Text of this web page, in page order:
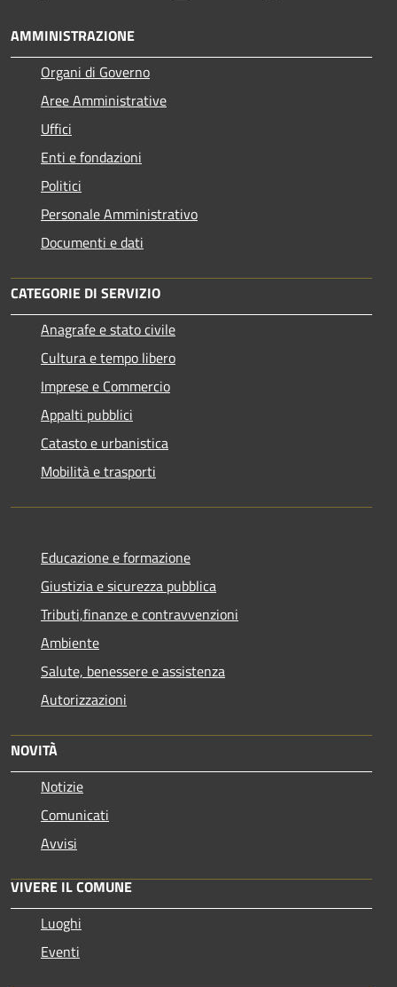
AMMINISTRAZIONE
Organi di Governo
Aree Amministrative
Uffici
Enti e fondazioni
Politici
Personale Amministrativo
Documenti e dati
CATEGORIE DI SERVIZIO
Anagrafe e stato civile
Cultura e tempo libero
Imprese e Commercio
Appalti pubblici
Catasto e urbanistica
Mobilità e trasporti
Educazione e formazione
Giustizia e sicurezza pubblica
Tributi,finanze e contravvenzioni
Ambiente
Salute, benessere e assistenza
Autorizzazioni
NOVITÀ
Notizie
Comunicati
Avvisi
VIVERE IL COMUNE
Luoghi
Eventi